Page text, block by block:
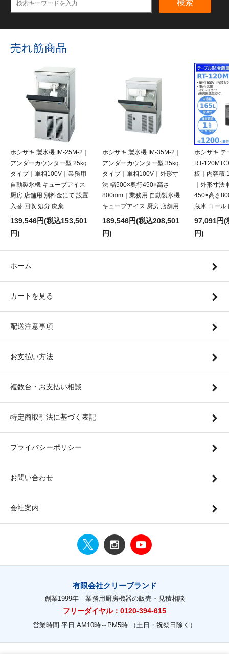
検索
売れ筋商品
ホシザキ 製氷機 IM-25M-2｜
アンダーカウンター型 25kg
タイプ｜単相100V｜業務用
自動製氷機 キューブアイス
厨房 店舗用 別料金にて 設置
入替 回収 処分 廃棄
139,546円(税込153,501
円)
ホシザキ 製氷機 IM-35M-2｜
アンダーカウンター型 35kg
タイプ｜単相100V｜外形寸
法 幅500×奥行450×高さ
800mm｜業務用 自動製氷機
キューブアイス 厨房 店舗用
189,546円(税込208,501
円)
ホシザキ テ
RT-
板｜内容積
｜外形寸法
450×高さ
蔵庫 コール
97,091円(
円)
ホーム
カートを見る
配送注意事項
お支払い方法
複数台・お支払い相談
特定商取引法に基づく表記
プライバシーポリシー
お問い合わせ
会社案内
有限会社クリーブランド
創業1999年｜業務用厨房機器の販売・見積相談
フリーダイヤル：0120-394-615
営業時間 平日 AM10時～PM5時 （土日・祝祭日除く）